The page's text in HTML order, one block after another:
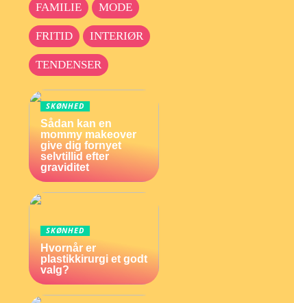
FAMILIE MODE
FRITID INTERIØR
TENDENSER
SKØNHED
Sådan kan en
mommy makeover
give dig fornyet
selvtillid efter
graviditet
SKØNHED
Hvornår er
plastikkirurgi et godt
valg?